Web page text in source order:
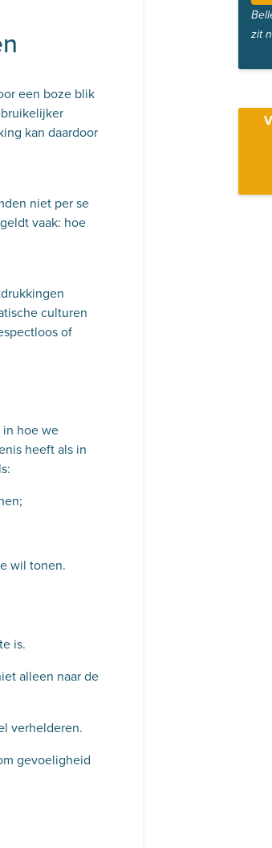
een boze blik
kan daardoor
niet per se
vaak: hoe
culturen
of
in hoe we
heeft als in
wil tonen.
is.
alleen naar de
verhelderen.
gevoeligheid
zit